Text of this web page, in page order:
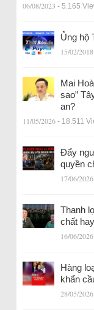
06/08/2023 - 5.165
Ủng hộ
15/02/2018
Mai
sao”
an?
11/05/2026 - 18.511
Đẩy
quyền
17/06/2026
Thanh
chất
16/06/2026
Hàng
khẩn
28/05/2026